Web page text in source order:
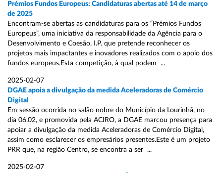
Prémios Fundos Europeus: Candidaturas abertas até 14 de março
de 2025
Encontram-se abertas as candidaturas para os “Prémios Fundos
Europeus”, uma iniciativa da responsabilidade da Agência para o
Desenvolvimento e Coesão, I.P. que pretende reconhecer os
projetos mais impactantes e inovadores realizados com o apoio dos
fundos europeus.Esta competição, à qual podem ...
2025-02-07
DGAE apoia a divulgação da medida Aceleradoras de Comércio
Digital
Em sessão ocorrida no salão nobre do Município da Lourinhã, no
dia 06.02, e promovida pela ACIRO, a DGAE marcou presença para
apoiar a divulgação da medida Aceleradoras de Comércio Digital,
assim como esclarecer os empresários presentes.Este é um projeto
PRR que, na região Centro, se encontra a ser ...
2025-02-07